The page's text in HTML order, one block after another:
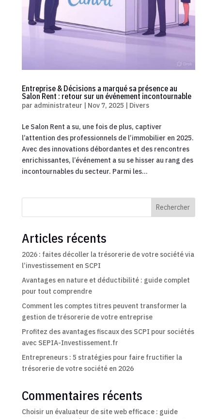
Entreprise & Décisions a marqué sa présence au
Salon Rent : retour sur un événement incontournable
par administrateur | Nov 7, 2025 | Divers
Le Salon Rent a su, une fois de plus, captiver
l’attention des professionnels de l’immobilier en 2025.
Avec des innovations débordantes et des rencontres
enrichissantes, l’événement a su se hisser au rang des
incontournables du secteur. Parmi les...
Rechercher
Articles récents
2026 : faites décoller la trésorerie de votre société via
l’investissement en SCPI
Avantages en nature et déductibilité : guide complet
pour tout comprendre
Comment les comptes titres peuvent transformer la
gestion de trésorerie de votre entreprise
Profitez des avantages fiscaux des SCPI pour sociétés
avec SEPIA-Investissement.fr
Entrepreneurs : 5 stratégies pour faire fructifier la
trésorerie de votre société en 2026
Commentaires récents
Choisir un évaluateur de site web efficace : guide